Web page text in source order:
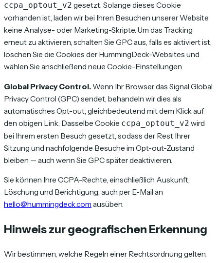
ccpa_optout_v2 gesetzt. Solange dieses Cookie
vorhanden ist, laden wir bei Ihren Besuchen unserer Website
keine Analyse- oder Marketing-Skripte. Um das Tracking
erneut zu aktivieren, schalten Sie GPC aus, falls es aktiviert ist,
löschen Sie die Cookies der HummingDeck-Websites und
wählen Sie anschließend neue Cookie-Einstellungen.
Global Privacy Control. Wenn Ihr Browser das Signal Global
Privacy Control (GPC) sendet, behandeln wir dies als
automatisches Opt-out, gleichbedeutend mit dem Klick auf
den obigen Link. Dasselbe Cookie ccpa_optout_v2 wird
bei Ihrem ersten Besuch gesetzt, sodass der Rest Ihrer
Sitzung und nachfolgende Besuche im Opt-out-Zustand
bleiben — auch wenn Sie GPC später deaktivieren.
Sie können Ihre CCPA-Rechte, einschließlich Auskunft,
Löschung und Berichtigung, auch per E-Mail an
hello@hummingdeck.com ausüben.
Hinweis zur geografischen Erkennung
Wir bestimmen, welche Regeln einer Rechtsordnung gelten,